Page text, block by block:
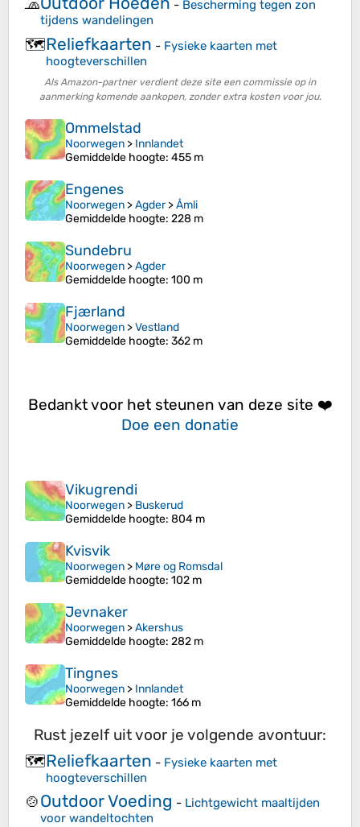
- Bescherming tegen zon
tijdens wandelingen
🗺️Reliefkaarten - Fysieke kaarten met
hoogteverschillen
Als Amazon-partner verdient deze site een commissie op in
aanmerking komende aankopen, zonder extra kosten voor jou.
Ommelstad
Noorwegen > Innlandet
Gemiddelde hoogte: 455 m
Engenes
Noorwegen >Agder>Åmli
Gemiddelde hoogte: 228 m
Sundebru
Noorwegen >Agder
Gemiddelde hoogte: 100 m
Fjærland
Noorwegen >Vestland
Gemiddelde hoogte: 362 m
Bedankt voor het steunen van deze site ❤️
Doe een donatie
Vikugrendi
Noorwegen > Buskerud
Gemiddelde hoogte: 804 m
Kvisvik
Noorwegen > Møre og Romsdal
Gemiddelde hoogte: 102 m
Jevnaker
Noorwegen >Akershus
Gemiddelde hoogte: 282 m
Tingnes
Noorwegen > Innlandet
Gemiddelde hoogte: 166 m
Rust jezelf uit voor je volgende avontuur:
🗺️Reliefkaarten - Fysieke kaarten met
hoogteverschillen
🍲Outdoor Voeding - Lichtgewicht maaltijden
voor wandeltochten